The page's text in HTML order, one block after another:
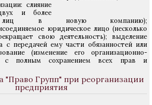
слияние
и более
лиц в новую компанию);
юридическое лицо (несколько
свою деятельность); выделение
с передачей ему части обязанностей или
(изменение его организационно-
с полным сохранением всех прав и
Групп" при реорганизации
предприятия